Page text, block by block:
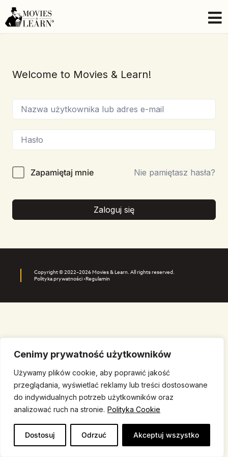
Cenimy prywatność użytkowników
Używamy plików cookie, aby poprawić jakość
przeglądania, wyświetlać reklamy lub treści dostosowane
do indywidualnych potrzeb użytkowników oraz
analizować ruch na stronie. Polityka Cookie
Dostosuj Odrzuć Akceptuj wszystko
Welcome to Movies & Learn!
Zapamiętaj mnie Nie pamiętasz hasła?
Zaloguj się
Copyright © 2022–2026 Movies & Learn. All rights reserved.
Polityka prywatności •Regulamin